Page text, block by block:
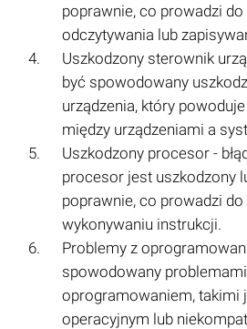
poprawnie, co prowadzi do
odczytywania lub
Uszkodzony sterownik
być spowodowany
urządzenia, który
między urządzeniami a
Uszkodzony procesor -
procesor jest uszkodzony
poprawnie, co prowadzi do
wykonywaniu instrukcji.
Problemy z
spowodowany
oprogramowaniem, takimi
operacyjnym lub